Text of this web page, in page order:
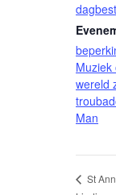
Muziek
wereld
Man
St